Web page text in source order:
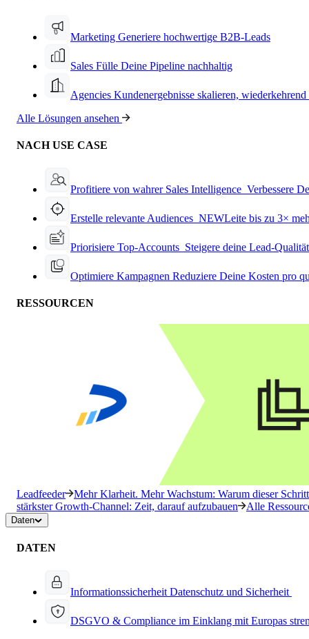
Marketing Generiere hochwertige B2B-Leads
Sales Fülle Deine Pipeline nachhaltig
Agencies Kundenergebnisse skalieren,
Alle Lösungen ansehen
NACH USE CASE
Profitiere von wahrer Sales Intelligence Verbessere
Erstelle relevante Audiences NEWLeite bis zu 3×
Priorisiere Top-Accounts Steigere deine Lead-
Optimiere Kampagnen Reduziere Deine Kosten pro
RESSOURCEN
Leadfeeder
Mehr Klarheit. Mehr Wachstum: Warum dieser
stärkster Growth-Channel: Zeit, darauf aufzubauen
Alle
Daten
DATEN
Informationssicherheit Datenschutz und Sicherheit
DSGVO & Compliance im Einklang mit Europas